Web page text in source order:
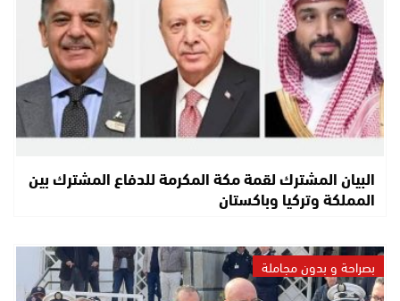
البيان المشترك لقمة مكة المكرمة للدفاع المشترك بين
المملكة وتركيا وباكستان
بصراحة و بدون مجاملة